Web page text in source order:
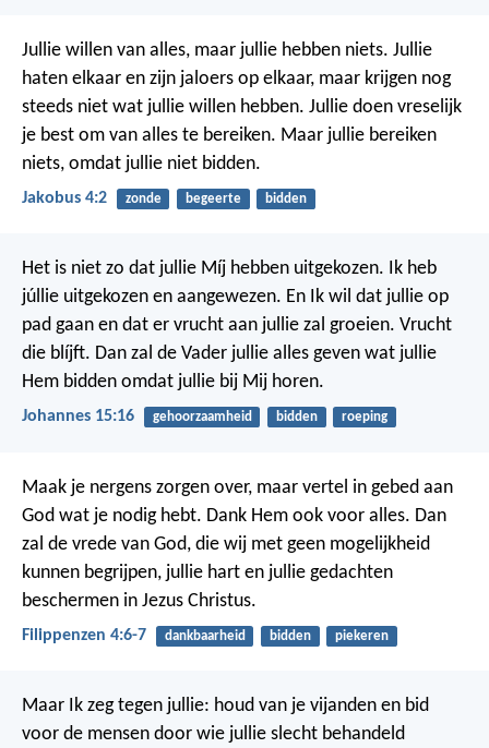
Jullie willen van alles, maar jullie hebben niets. Jullie
haten elkaar en zijn jaloers op elkaar, maar krijgen nog
steeds niet wat jullie willen hebben. Jullie doen vreselijk
je best om van alles te bereiken. Maar jullie bereiken
niets, omdat jullie niet bidden.
Jakobus 4:2 zonde begeerte bidden
Het is niet zo dat jullie Míj hebben uitgekozen. Ik heb
júllie uitgekozen en aangewezen. En Ik wil dat jullie op
pad gaan en dat er vrucht aan jullie zal groeien. Vrucht
die blíjft. Dan zal de Vader jullie alles geven wat jullie
Hem bidden omdat jullie bij Mij horen.
Johannes 15:16 gehoorzaamheid bidden roeping
Maak je nergens zorgen over, maar vertel in gebed aan
God wat je nodig hebt. Dank Hem ook voor alles. Dan
zal de vrede van God, die wij met geen mogelijkheid
kunnen begrijpen, jullie hart en jullie gedachten
beschermen in Jezus Christus.
Filippenzen 4:6-7 dankbaarheid bidden piekeren
Maar Ik zeg tegen jullie: houd van je vijanden en bid
voor de mensen door wie jullie slecht behandeld